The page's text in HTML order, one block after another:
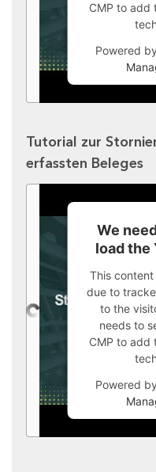
CMP to add
Powered by
Tutorial zur
erfassten Beleges
We
load the
This
due to
to the
needs to
CMP to add
Powered by